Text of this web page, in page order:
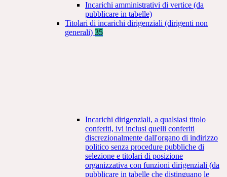
Incarichi amministrativi di vertice (da
pubblicare in tabelle)
Titolari di incarichi dirigenziali (dirigenti non
generali) 35
Incarichi dirigenziali, a qualsiasi titolo
conferiti, ivi inclusi quelli conferiti
discrezionalmente dall'organo di indirizzo
politico senza procedure pubbliche di
selezione e titolari di posizione
organizzativa con funzioni dirigenziali (da
pubblicare in tabelle che distinguano le